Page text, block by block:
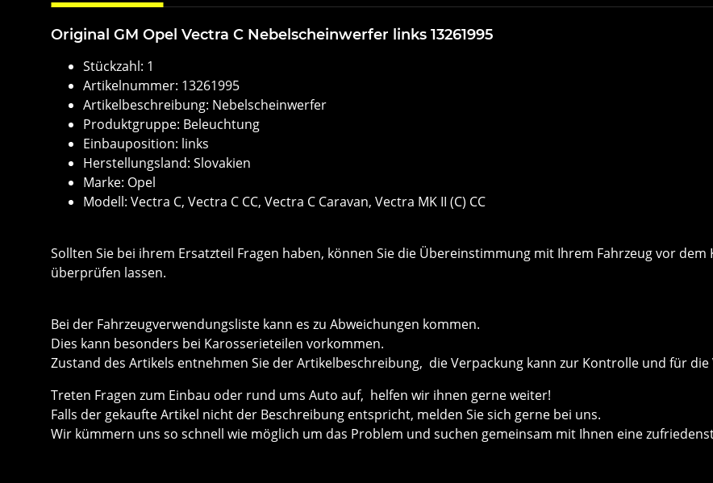
Original GM Opel Vectra C Nebelscheinwerfer links 13261995
Stückzahl: 1
Artikelnummer: 13261995
Artikelbeschreibung: Nebelscheinwerfer
Produktgruppe: Beleuchtung
Einbauposition: links
Herstellungsland: Slovakien
Marke: Opel
Modell: Vectra C, Vectra C CC, Vectra C Caravan, Vectra MK II (C) CC
Sollten Sie bei ihrem Ersatzteil Fragen haben, können Sie die Übereinstimmung mit Ihrem Fahrzeug vor
überprüfen lassen.
Bei der Fahrzeugverwendungsliste kann es zu Abweichungen kommen.
Dies kann besonders bei Karosserieteilen vorkommen.
Zustand des Artikels entnehmen Sie der Artikelbeschreibung, die Verpackung kann zur Kontrolle und für
Treten Fragen zum Einbau oder rund ums Auto auf, helfen wir ihnen gerne weiter!
Falls der gekaufte Artikel nicht der Beschreibung entspricht, melden Sie sich gerne bei uns.
Wir kümmern uns so schnell wie möglich um das Problem und suchen gemeinsam mit Ihnen eine